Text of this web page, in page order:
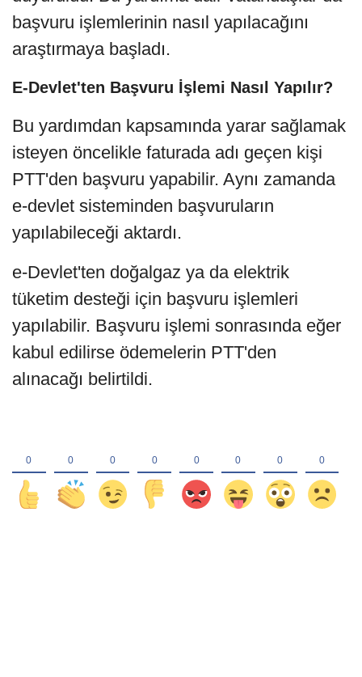
başvuru işlemlerinin nasıl yapılacağını
araştırmaya başladı.
E-Devlet'ten Başvuru İşlemi Nasıl Yapılır?
Bu yardımdan kapsamında yarar sağlamak
isteyen öncelikle faturada adı geçen kişi
PTT'den başvuru yapabilir. Aynı zamanda
e-devlet sisteminden başvuruların
yapılabileceği aktardı.
e-Devlet'ten doğalgaz ya da elektrik
tüketim desteği için başvuru işlemleri
yapılabilir. Başvuru işlemi sonrasında eğer
kabul edilirse ödemelerin PTT'den
alınacağı belirtildi.